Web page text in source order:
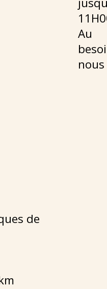
Au
de